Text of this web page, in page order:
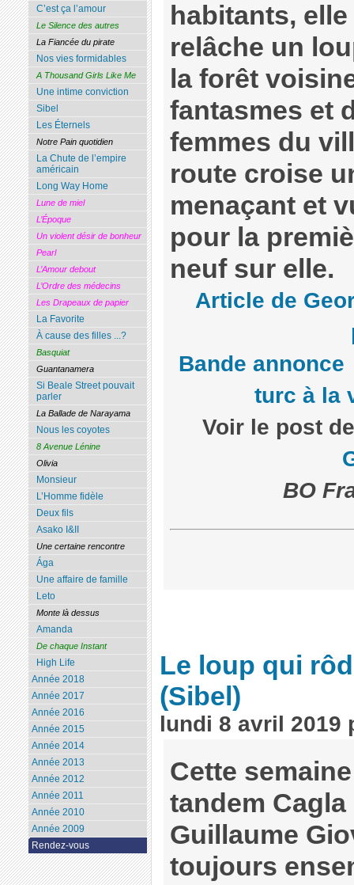
habitants,
relâche un
la forêt
fantasmes et
femmes du
route croise
menaçant et
pour la
neuf sur elle.
Article de
Bande annonce
turc à la
Voir le post
BO
Le loup qui
(Sibel)
lundi 8 avril 2019
Cette
tandem
Guillaume
toujours
C’est ça l’amour
Le Silence des autres
La Fiancée du pirate
Nos vies formidables
A Thousand Girls Like Me
Une intime conviction
Sibel
Les Éternels
Notre Pain quotidien
La Chute de l’empire
américain
Long Way Home
Lune de miel
L’Époque
Un violent désir de bonheur
Pearl
L’Amour debout
L’Ordre des médecins
Les Drapeaux de papier
La Favorite
À cause des filles ...?
Basquiat
Guantanamera
Si Beale Street pouvait
parler
La Ballade de Narayama
Nous les coyotes
8 Avenue Lénine
Olivia
Monsieur
L’Homme fidèle
Deux fils
Asako I&II
Une certaine rencontre
Ága
Une affaire de famille
Leto
Monte là dessus
Amanda
De chaque Instant
High Life
Année 2018
Année 2017
Année 2016
Année 2015
Année 2014
Année 2013
Année 2012
Année 2011
Année 2010
Année 2009
Rendez-vous